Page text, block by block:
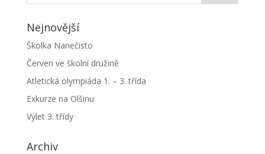
Nejnovější
Školka Nanečisto
Červen ve školní družině
Atletická olympiáda 1. – 3. třída
Exkurze na Olšinu
Výlet 3. třídy
Archiv